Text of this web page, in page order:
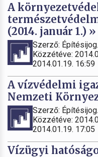
A
(2014. január 1.) »
Szerző:
Közzétéve:
2014.01.19. 16:59
A vízvédelmi
Nemzeti
Szerző:
Közzétéve:
2014.01.19. 17:05
Vízügyi